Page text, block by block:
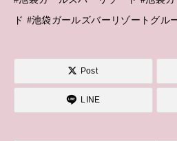
ド #池袋ガールズバーリゾートグル
Post
LINE